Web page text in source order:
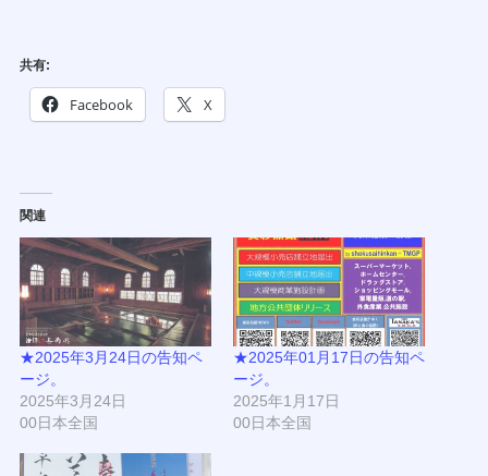
共有:
Facebook X
関連
★2025年3月24日の告知ペ
ージ。
2025年3月24日
00日本全国
★2025年01月17日の告知ペ
ージ。
2025年1月17日
00日本全国